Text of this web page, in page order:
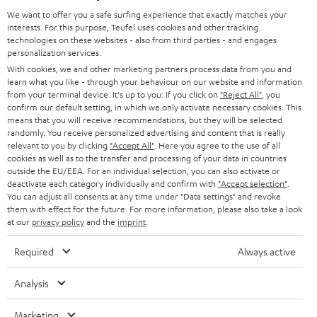
Produktseiten findest.
Wie verbinde ich Bluetooth-Lautsprecher?
Die erste Verbindung, das sogenannte Pairing, erfolgt dann einfach durch
die Aktivierung von Bluetooth in dem Menü deines Senders (zum Beispiel
Smartphone) und dem Drücken des Pairing-Knopfes mit demBluetooth-
Symbolan deinem Lautsprecher. Der Lautsprecher taucht in deiner Geräte-
Liste auf, du wählst ihn aus und binnen weniger Sekunden steht die
Verbindung. Bluetooth funktioniert nach dem Prinzip Sender-Empfänger.
Für das Abspielen deiner Musik oder anderen Audio-Inhalten wie Podcasts,
Meditationen oder Audio-Books, kannst du deine Bluetooth-fähigen Geräte
von Android oder Apple als Quelle nutzen. Dein Smartphone, Tablet oder
Laptop ist also der Sender; dein Bluetooth-Lautsprecher folglich der
Empfänger.
Dank dieser universellen drahtlosen Verbindungsmethode kann ein
gekoppelt werden. Viele Geräte wie Smartphones merken sich auch
dauerhaft alle portablen, kleinen Bluetooth-Lautsprecher, mit welchen sie
auch sofort wieder spielbereit.
l
d
u
n
g
HEIMKINO-KOMPLETTANLAGEN
SOUNDBARS
STEREO
SMART HOME
BLUETOOTH-LAUTSPRECHER
KOPFHÖRER
BLUETOOTH-KOPFHÖRER
LAUTSPRECHER
ULTIMA-SERIE
SUPPORT
PRESSE & MARKETING
GESCHÄFTSKUNDEN
PARTNERPROGRAMM
BLOG
NEWSLETTER
STORES
DEINE VORTEILE BEI TEUFEL
TEUFEL STORY
Teufel Onlineshops
DEUTSCHLAND
ÖSTERREICH
SCHWEIZ
NIEDERLANDE
BELGIEN
POLEN
We want to offer you a safe surfing experience that exactly matches your
interests. For this purpose, Teufel uses cookies and other tracking
technologies on these websites - also from third parties - and engages
personalization services.
With cookies, we and other marketing partners process data from you and
learn what you like - through your behaviour on our website and information
from your terminal device. It's up to you: If you click on "Reject All" , you
confirm our default setting, in which we only activate necessary cookies. This
means that you will receive recommendations, but they will be selected
randomly. You receive personalized advertising and content that is really
relevant to you by clicking "Accept All" . Here you agree to the use of all
cookies as well as to the transfer and processing of your data in countries
outside the EU/EEA. For an individual selection, you can also activate or
deactivate each category individually and confirm with "Accept selection"
You can adjust all consents at any time under "Data settings" and revoke
them with effect for the future. For more information, please also take a look
at our privacy policyand the imprint
Required Always active
Analysis